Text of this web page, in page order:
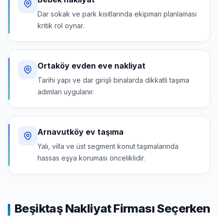
Dar sokak ve park kısıtlarında ekipman planlaması
kritik rol oynar.
Ortaköy evden eve nakliyat
Tarihi yapı ve dar girişli binalarda dikkatli taşıma
adımları uygulanır.
Arnavutköy ev taşıma
Yalı, villa ve üst segment konut taşımalarında
hassas eşya koruması önceliklidir.
Beşiktaş Nakliyat Firması Seçerken